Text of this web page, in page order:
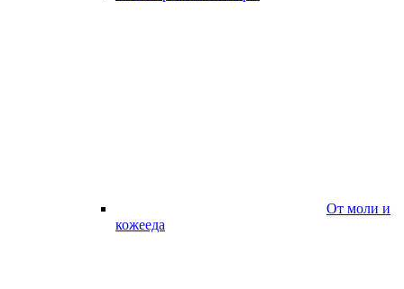
От моли и
кожееда